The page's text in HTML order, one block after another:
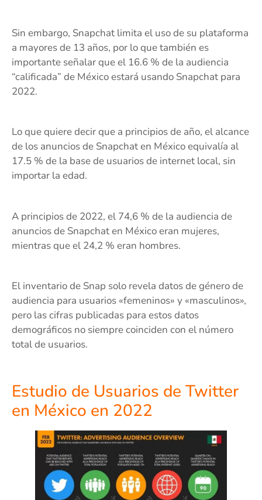
Sin embargo, Snapchat limita el uso de su plataforma
a mayores de 13 años, por lo que también es
importante señalar que el 16.6 % de la audiencia
“calificada” de México estará usando Snapchat para
2022.
Lo que quiere decir que a principios de año, el alcance
de los anuncios de Snapchat en México equivalía al
17.5 % de la base de usuarios de internet local, sin
importar la edad.
A principios de 2022, el 74,6 % de la audiencia de
anuncios de Snapchat en México eran mujeres,
mientras que el 24,2 % eran hombres.
El inventario de Snap solo revela datos de género de
audiencia para usuarios «femeninos» y «masculinos»,
pero las cifras publicadas para estos datos
demográficos no siempre coinciden con el número
total de usuarios.
Estudio de Usuarios de Twitter
en México en 2022